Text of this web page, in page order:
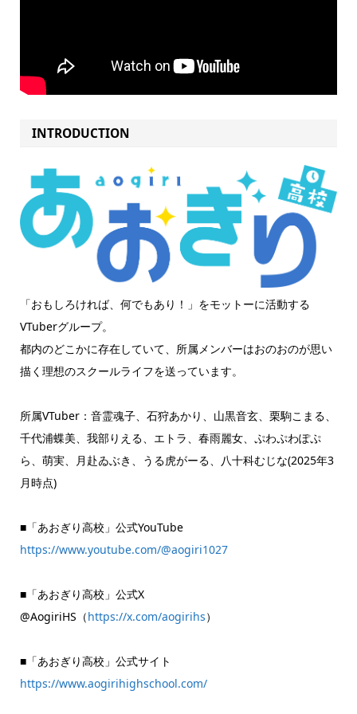
INTRODUCTION
「おもしろければ、何でもあり！」をモットーに活動する
VTuberグループ。
都内のどこかに存在していて、所属メンバーはおのおのが思い
描く理想のスクールライフを送っています。
所属VTuber：音霊魂子、石狩あかり、山黒音玄、栗駒こまる、
千代浦蝶美、我部りえる、エトラ、春雨麗女、ぷわぷわぽぷ
ら、萌実、月赴ゐぶき、うる虎がーる、八十科むじな(2025年3
月時点)
■「あおぎり高校」公式YouTube
https://www.youtube.com/@aogiri1027
■「あおぎり高校」公式X
@AogiriHS（https://x.com/aogirihs）
■「あおぎり高校」公式サイト
https://www.aogirihighschool.com/